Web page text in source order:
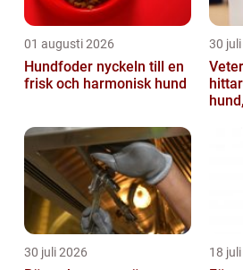
01 augusti 2026
Hundfoder nyckeln till en
frisk och harmonisk hund
30
30 juli 2026 18